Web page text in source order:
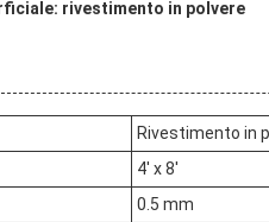
rivestimento in polvere
Rivestimento in
4' x 8'
0.5 mm